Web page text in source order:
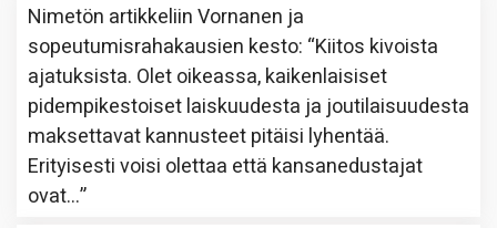
Nimetön artikkeliinVornanen ja
sopeutumisrahakausien kesto: “Kiitos kivoista
ajatuksista. Olet oikeassa, kaikenlaisiset
pidempikestoiset laiskuudesta ja joutilaisuudesta
maksettavat kannusteet pitäisi lyhentää.
Erityisesti voisi olettaa että kansanedustajat
ovat…”